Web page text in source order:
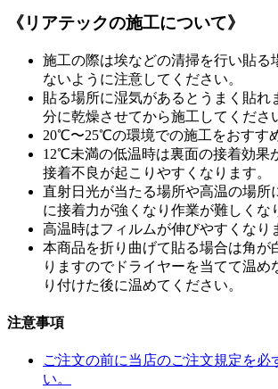
《リアテックの施工について》
施工の際は埃などの清掃を行い貼る
ないように注意してください。
貼る場所に湿気があるとうまく貼れ
分に乾燥させてから施工してくださ
20℃〜25℃の環境での施工をおすす
12℃未満の低温時は裏面の接着効果
接着不良が起こりやすくなります。
直射日光が当たる場所や高温の場所
に接着力が強くなり作業が難しくな
高温時はフィルムが伸びやすくなり
本商品を折り曲げて貼る場合は角が
りますのでドライヤーを当てて温め
り付けた後に温めてください。
注意事項
ご注文の前に当店のご注文規定を必
い。